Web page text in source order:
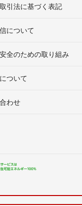
引法に基づく表記
について
全のための取り組み
ついて
わせ